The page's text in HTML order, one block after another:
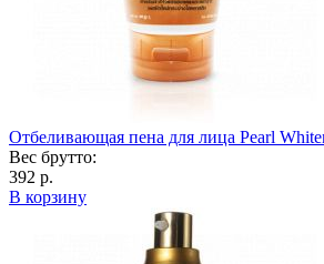
Отбеливающая пена для лица Pearl
Вес брутто:
392 р.
В корзину